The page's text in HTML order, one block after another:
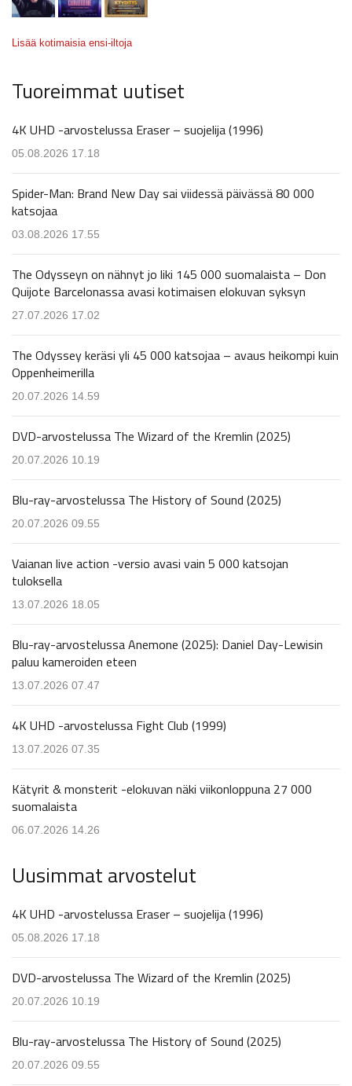
Lisää kotimaisia ensi-iltoja
Tuoreimmat uutiset
4K UHD -arvostelussa Eraser – suojelija (1996)
05.08.2026 17.18
Spider-Man: Brand New Day sai viidessä päivässä 80 000
katsojaa
03.08.2026 17.55
The Odysseyn on nähnyt jo liki 145 000 suomalaista – Don
Quijote Barcelonassa avasi kotimaisen elokuvan syksyn
27.07.2026 17.02
The Odyssey keräsi yli 45 000 katsojaa – avaus heikompi kuin
Oppenheimerilla
20.07.2026 14.59
DVD-arvostelussa The Wizard of the Kremlin (2025)
20.07.2026 10.19
Blu-ray-arvostelussa The History of Sound (2025)
20.07.2026 09.55
Vaianan live action -versio avasi vain 5 000 katsojan
tuloksella
13.07.2026 18.05
Blu-ray-arvostelussa Anemone (2025): Daniel Day-Lewisin
paluu kameroiden eteen
13.07.2026 07.47
4K UHD -arvostelussa Fight Club (1999)
13.07.2026 07.35
Kätyrit & monsterit -elokuvan näki viikonloppuna 27 000
suomalaista
06.07.2026 14.26
Uusimmat arvostelut
4K UHD -arvostelussa Eraser – suojelija (1996)
05.08.2026 17.18
DVD-arvostelussa The Wizard of the Kremlin (2025)
20.07.2026 10.19
Blu-ray-arvostelussa The History of Sound (2025)
20.07.2026 09.55